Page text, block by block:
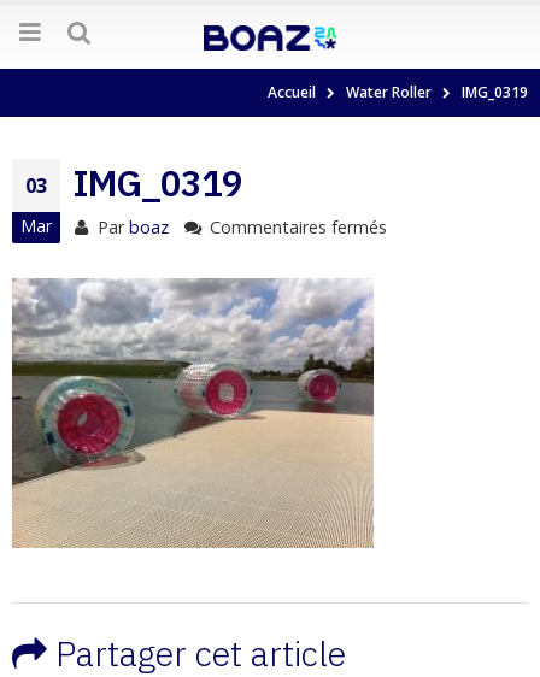
Accueil Water Roller IMG_0319
03
Mar
IMG_0319
Parboaz Commentaires fermés
Partager cet article